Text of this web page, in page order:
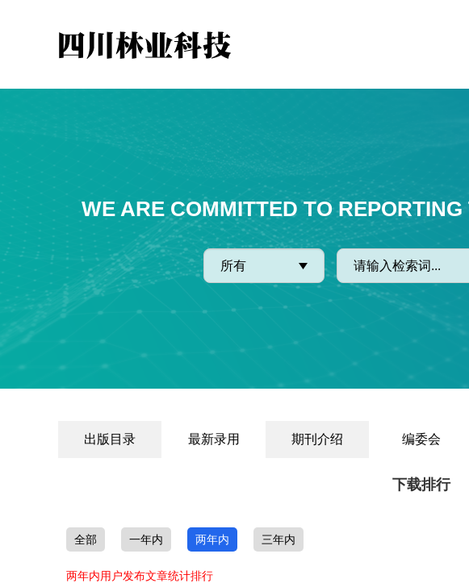
WE ARE COMMITTED TO
出版目录 最新录用 期刊介绍 编委会
下载排行
全部 一年内 两年内 三年内
两年内用户发布文章统计排行